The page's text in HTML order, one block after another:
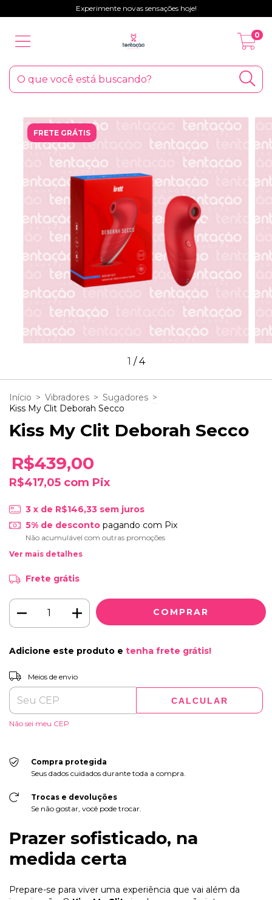
Experimente novas sensações hoje!
0
FRETE GRÁTIS
1 /4
Início > Vibradores > Sugadores >
Kiss My Clit Deborah Secco
Kiss My Clit Deborah Secco
R$439,00
R$417,05 com Pix
3 x de R$146,33 sem juros
5% de descontopagando com Pix
Não acumulável com outras promoções
Ver mais detalhes
Frete grátis
Adicione este produto e tenha frete grátis!
Entregas para o CEP:
Meios de envio
CALCULAR
Não sei meu CEP
Compra protegida
Seus dados cuidados durante toda a compra.
Trocas e devoluções
Se não gostar, você pode trocar.
Prazer sofisticado, na
medida certa
Prepare-se para viver uma experiência que vai além da